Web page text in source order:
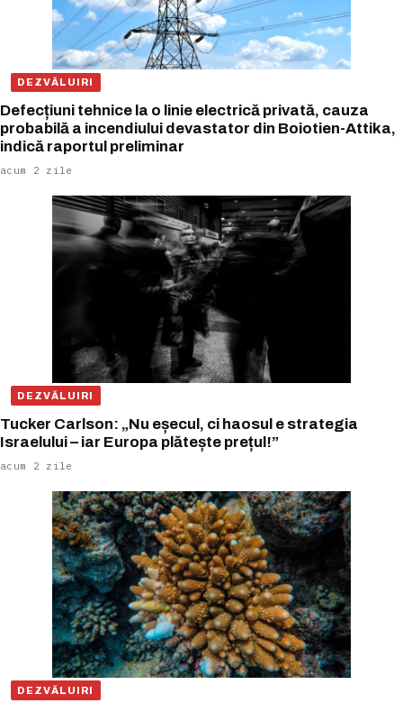
DEZVĂLUIRI
Defecțiuni tehnice la o linie electrică privată, cauza
probabilă a incendiului devastator din Boiotien-Attika,
indică raportul preliminar
acum 2 zile
DEZVĂLUIRI
Tucker Carlson: „Nu eșecul, ci haosul e strategia
Israelului – iar Europa plătește prețul!”
acum 2 zile
DEZVĂLUIRI